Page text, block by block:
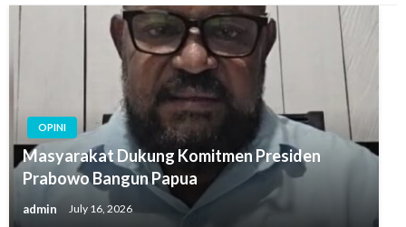
OPINI
Masyarakat Dukung Komitmen Presiden
Prabowo Bangun Papua
admin July 16, 2026